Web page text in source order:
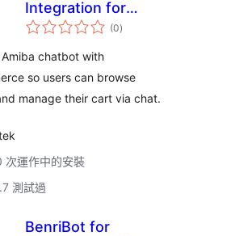
Integration for
WooCommerce
(0總
評)
chatbot with
so users can browse
manage their cart via chat.
次運作中的安裝
測試過
BenriBot for